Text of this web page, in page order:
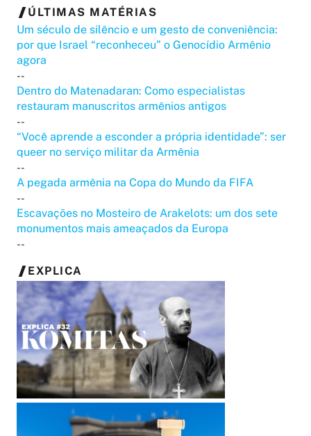
ÚLTIMAS MATÉRIAS
Um século de silêncio e um gesto de conveniência:
por que Israel “reconheceu” o Genocídio Armênio
agora
--
Dentro do Matenadaran: Como especialistas
restauram manuscritos armênios antigos
--
“Você aprende a esconder a própria identidade”: ser
queer no serviço militar da Armênia
--
A pegada armênia na Copa do Mundo da FIFA
--
Escavações no Mosteiro de Arakelots: um dos sete
monumentos mais ameaçados da Europa
--
EXPLICA